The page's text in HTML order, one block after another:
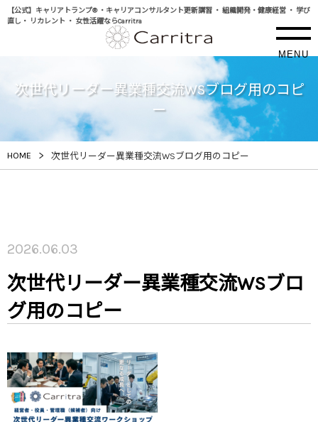
【公式】キャリアトランプ® ・キャリアコンサルタント更新講習 ・ 組織開発・健康経営 ・ 学び
直し・ リカレント ・ 女性活躍ならCarritra
MENU
次世代リーダー異業種交流WSブログ用のコピ
ー
HOME > 次世代リーダー異業種交流WSブログ用のコピー
2026.06.03
次世代リーダー異業種交流WSブロ
グ用のコピー